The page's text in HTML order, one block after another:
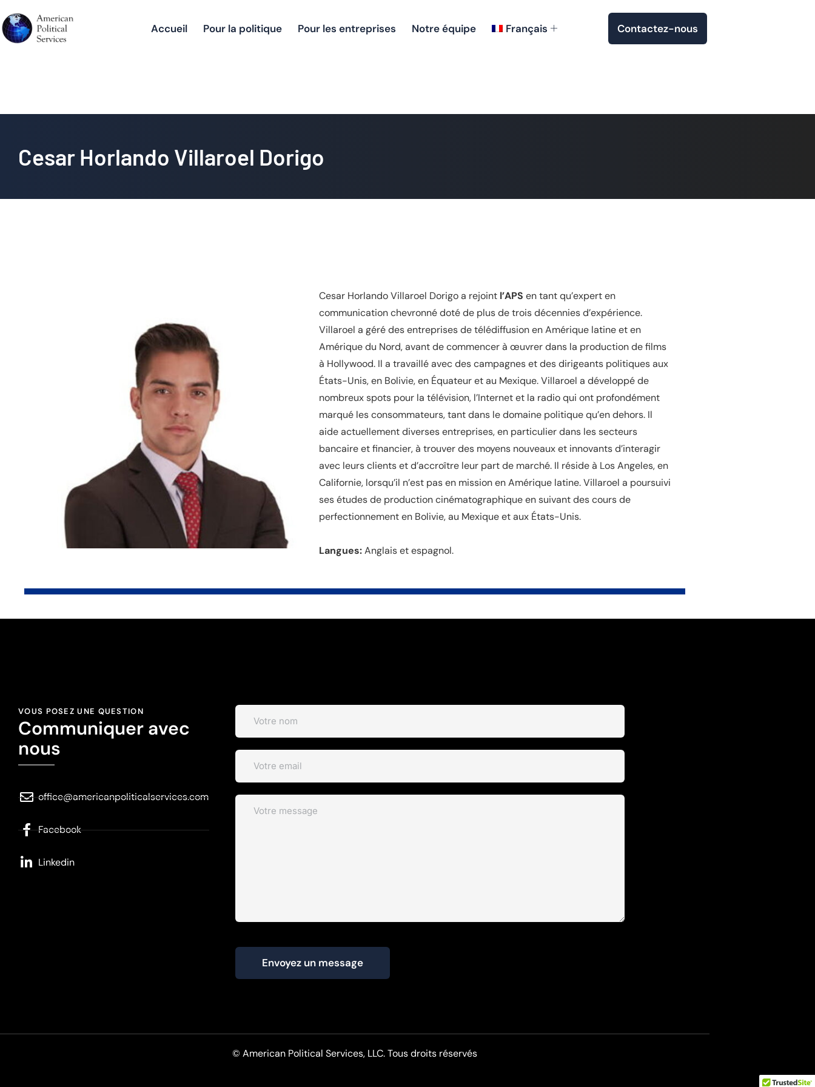
Accueil Pour la politique Pour les entreprises Notre équipe Français Contactez-nous
Cesar Horlando Villaroel Dorigo
Cesar Horlando Villaroel Dorigo a rejoint l’APS en tant qu’expert en
communication chevronné doté de plus de trois décennies d’expérience.
Villaroel a géré des entreprises de télédiffusion en Amérique latine et en
Amérique du Nord, avant de commencer à œuvrer dans la production de films
à Hollywood. Il a travaillé avec des campagnes et des dirigeants politiques aux
États-Unis, en Bolivie, en Équateur et au Mexique. Villaroel a développé de
nombreux spots pour la télévision, l’Internet et la radio qui ont profondément
marqué les consommateurs, tant dans le domaine politique qu’en dehors. Il
aide actuellement diverses entreprises, en particulier dans les secteurs
bancaire et financier, à trouver des moyens nouveaux et innovants d’interagir
avec leurs clients et d’accroître leur part de marché. Il réside à Los Angeles, en
Californie, lorsqu’il n’est pas en mission en Amérique latine. Villaroel a poursuivi
ses études de production cinématographique en suivant des cours de
perfectionnement en Bolivie, au Mexique et aux États-Unis.
Langues:Anglais et espagnol.
VOUS POSEZ UNE QUESTION
Communiquer avec
nous
office@americanpoliticalservices.com
Facebook
Linkedin
Envoyez un message
© American Political Services, LLC. Tous droits réservés